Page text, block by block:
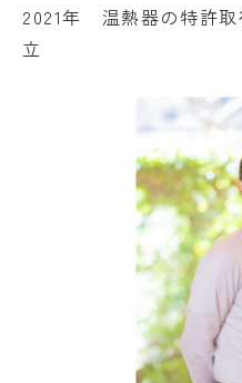
2021年 温熱器の特許
立